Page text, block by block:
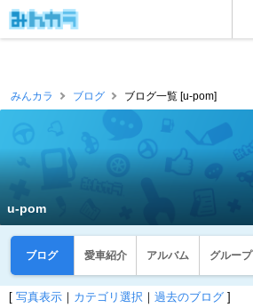
みんカラ ブログ ブログ一覧 [u-pom]
u-pom
ブログ 愛車紹介 アルバム グループ
[ 写真表示 ｜ カテゴリ選択 ｜ 過去のブログ ]